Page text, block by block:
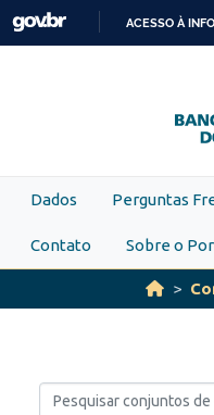
Skip to main content
ACESSO À
Dados Perguntas
Contato Sobre o